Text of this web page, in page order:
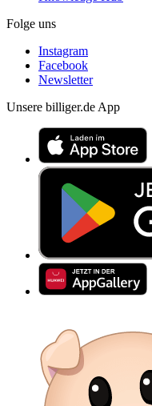
Folge uns
Instagram
Facebook
Newsletter
Unsere billiger.de App